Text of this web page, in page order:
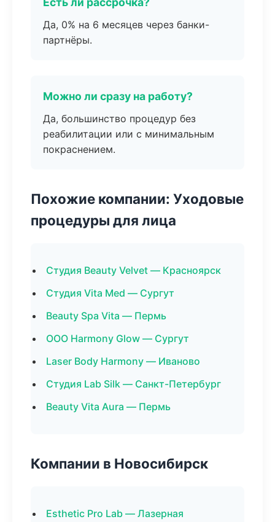
Да, 0% на 6 месяцев через банки-
партнёры.
Можно ли сразу на работу?
Да, большинство процедур без
реабилитации или с минимальным
покраснением.
Похожие компании: Уходовые
процедуры для лица
Студия Beauty Velvet — Красноярск
Студия Vita Med — Сургут
Beauty Spa Vita — Пермь
ООО Harmony Glow — Сургут
Laser Body Harmony — Иваново
Студия Lab Silk — Санкт-Петербург
Beauty Vita Aura — Пермь
Компании в Новосибирск
Esthetic Pro Lab — Лазерная